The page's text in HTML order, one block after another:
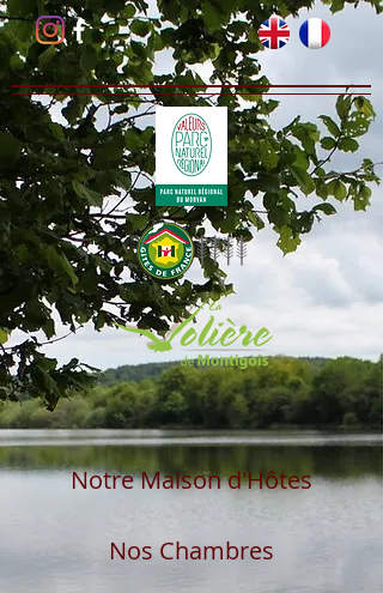
Notre Maison d'Hôtes
Nos Chambres